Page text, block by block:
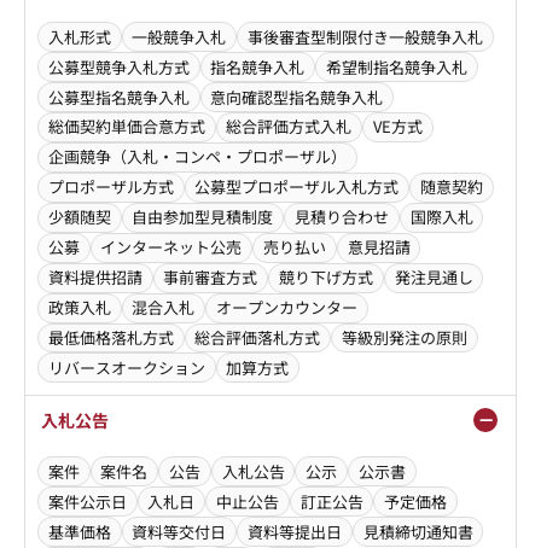
入札形式 一般競争入札
事後審査型制限付き一般競争入札
公募型競争入札方式
指名競争入札
希望制指名競争入札
公募型指名競争入札
意向確認型指名競争入札
総価契約単価合意方式
総合評価方式入札
VE方式
企画競争（入札・コンペ・プロポーザル）
プロポーザル方式
公募型プロポーザル入札方式
随意契約
少額随契
自由参加型見積制度 見積り合わせ
国際入札
公募
インターネット公売 売り払い
意見招請
資料提供招請
事前審査方式 競り下げ方式
発注見通し
政策入札
混合入札
オープンカウンター
最低価格落札方式
総合評価落札方式
等級別発注の原則
リバースオークション
加算方式
入札公告
案件 案件名 公告 入札公告 公示
公示書
案件公示日
入札日 中止公告 訂正公告
予定価格
基準価格
資料等交付日 資料等提出日
見積締切通知書